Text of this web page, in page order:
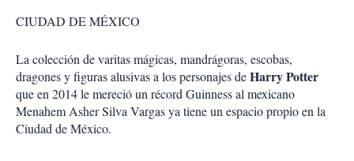
CIUDAD DE MÉXICO
La colección de varitas mágicas, mandrágoras, escobas,
dragones y figuras alusivas a los personajes deHarry Potter
que en 2014 le mereció un récord Guinness al mexicano
Menahem Asher Silva Vargasya tiene un espacio propio en la
Ciudad de México.